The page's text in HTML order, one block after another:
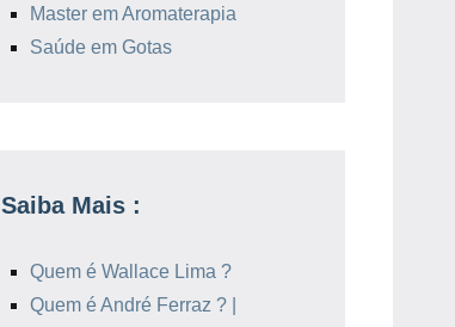
Master em Aromaterapia
Saúde em Gotas
Saiba Mais :
Quem é Wallace Lima ?
Quem é André Ferraz ? |